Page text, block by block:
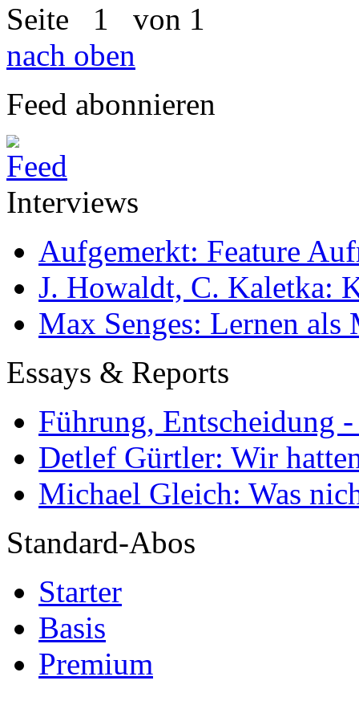
Seite 1 von 1
nach oben
Feed abonnieren
Interviews
Aufgemerkt: Feature
J. Howaldt, C. Kaletka:
Max Senges: Lernen als
Essays & Reports
Führung, Entscheidung
Detlef Gürtler: Wir
Michael Gleich: Was
Standard-Abos
Starter
Basis
Premium